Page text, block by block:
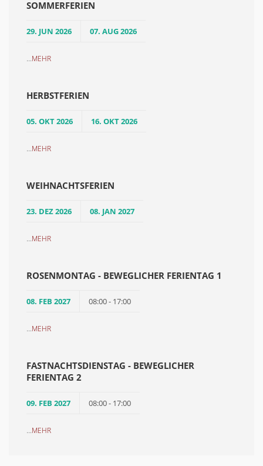
SOMMERFERIEN
29. JUN 2026 07. AUG 2026
...MEHR
HERBSTFERIEN
05. OKT 2026 16. OKT 2026
...MEHR
WEIHNACHTSFERIEN
23. DEZ 2026 08. JAN 2027
...MEHR
ROSENMONTAG - BEWEGLICHER FERIENTAG 1
08. FEB 2027 08:00 - 17:00
...MEHR
FASTNACHTSDIENSTAG - BEWEGLICHER
FERIENTAG 2
09. FEB 2027 08:00 - 17:00
...MEHR